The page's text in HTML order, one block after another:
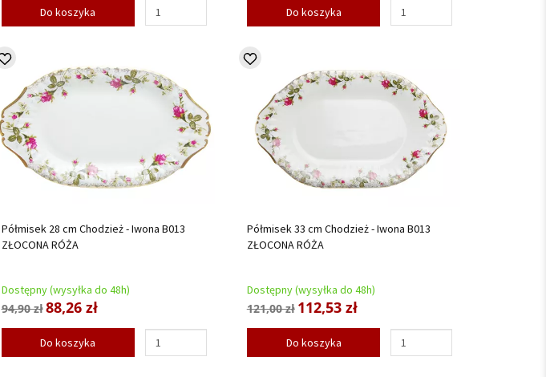
Do koszyka Do koszyka
Półmisek 28 cm Chodzież - Iwona B013
ZŁOCONA RÓŻA
Dostępny (wysyłka do 48h)
94,90 zł88,26 zł
Do koszyka
Półmisek 33 cm Chodzież - Iwona B013
ZŁOCONA RÓŻA
Dostępny (wysyłka do 48h)
121,00 zł 112,53 zł
Do koszyka